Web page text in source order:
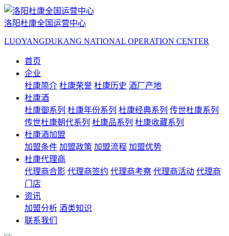
洛阳杜康全国运营中心
LUOYANGDUKANG NATIONAL OPERATION CENTER
首页
企业
杜康简介 杜康荣誉 杜康历史 酒厂产地
杜康酒
杜康御系列 杜康年份系列 杜康经典系列 传世杜康系列
传世杜康朝代系列 杜康品系列 杜康收藏系列
杜康酒加盟
加盟条件 加盟政策 加盟流程 加盟优势
杜康代理商
代理商合影 代理商签约 代理商考察 代理商活动 代理商
门店
资讯
加盟分析 酒类知识
联系我们